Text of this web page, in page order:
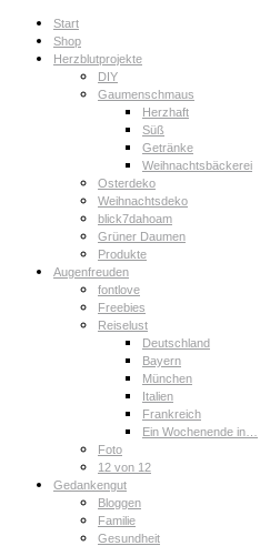
Start
Shop
Herzblutprojekte
DIY
Gaumenschmaus
Herzhaft
Süß
Getränke
Weihnachtsbäckerei
Osterdeko
Weihnachtsdeko
blick7dahoam
Grüner Daumen
Produkte
Augenfreuden
fontlove
Freebies
Reiselust
Deutschland
Bayern
München
Italien
Frankreich
Ein Wochenende in…
Foto
12 von 12
Gedankengut
Bloggen
Familie
Gesundheit